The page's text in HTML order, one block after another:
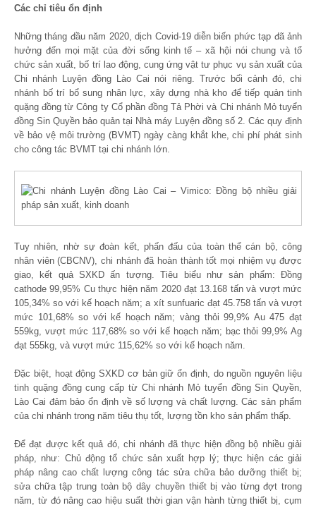
Các chỉ tiêu ổn định
Những tháng đầu năm 2020, dịch Covid-19 diễn biến phức tạp đã ảnh
hưởng đến mọi mặt của đời sống kinh tế – xã hội nói chung và tổ
chức sản xuất, bố trí lao động, cung ứng vật tư phục vụ sản xuất của
Chi nhánh Luyện đồng Lào Cai nói riêng. Trước bối cảnh đó, chi
nhánh bố trí bổ sung nhân lực, xây dựng nhà kho để tiếp quản tinh
quặng đồng từ Công ty Cổ phần đồng Tả Phời và Chi nhánh Mỏ tuyển
đồng Sin Quyền bảo quản tại Nhà máy Luyện đồng số 2. Các quy định
về bảo vệ môi trường (BVMT) ngày càng khắt khe, chi phí phát sinh
cho công tác BVMT tại chi nhánh lớn.
Tuy nhiên, nhờ sự đoàn kết, phấn đấu của toàn thể cán bộ, công
nhân viên (CBCNV), chi nhánh đã hoàn thành tốt mọi nhiệm vụ được
giao, kết quả SXKD ấn tượng. Tiêu biểu như sản phẩm: Đồng
cathode 99,95% Cu thực hiện năm 2020 đạt 13.168 tấn và vượt mức
105,34% so với kế hoạch năm; a xít sunfuaric đạt 45.758 tấn và vượt
mức 101,68% so với kế hoạch năm; vàng thỏi 99,9% Au 475 đạt
559kg, vượt mức 117,68% so với kế hoạch năm; bạc thỏi 99,9% Ag
đạt 555kg, và vượt mức 115,62% so với kế hoạch năm.
Đặc biệt, hoạt động SXKD cơ bản giữ ổn định, do nguồn nguyên liệu
tinh quặng đồng cung cấp từ Chi nhánh Mỏ tuyển đồng Sin Quyền,
Lào Cai đảm bảo ổn định về số lượng và chất lượng. Các sản phẩm
của chi nhánh trong năm tiêu thụ tốt, lượng tồn kho sản phẩm thấp.
Để đạt được kết quả đó, chi nhánh đã thực hiện đồng bộ nhiều giải
pháp, như: Chủ động tổ chức sản xuất hợp lý; thực hiện các giải
pháp nâng cao chất lượng công tác sửa chữa bảo dưỡng thiết bị;
sửa chữa tập trung toàn bộ dây chuyền thiết bị vào từng đợt trong
năm, từ đó nâng cao hiệu suất thời gian vận hành từng thiết bị, cụm